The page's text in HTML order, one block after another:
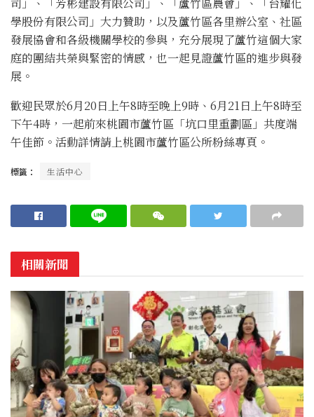
學股份有限公司」大力贊助，以及蘆竹區各里辦公室、社區
發展協會和各級機關學校的參與，充分展現了蘆竹這個大家
庭的團結共榮與緊密的情感，也一起見證蘆竹區的進步與發
展。
歡迎民眾於6月20日上午8時至晚上9時、6月21日上午8時至
下午4時，一起前來桃園市蘆竹區「坑口里重劃區」共度端
午佳節。活動詳情請上桃園市蘆竹區公所粉絲專頁。
標籤： 生活中心
相關新聞